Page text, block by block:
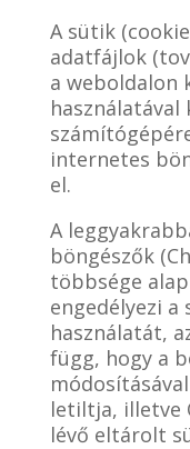
A sütik
adatfájlok
a weboldalon
használatával
internetes
el.
A
böngészők
többsége
engedélyezi
használatát,
függ, hogy a
letiltja, illetve
lévő eltárolt